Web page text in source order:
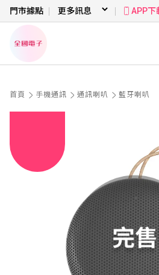
門市據點 APP下
首頁 手機通訊 通訊喇叭 藍牙喇叭